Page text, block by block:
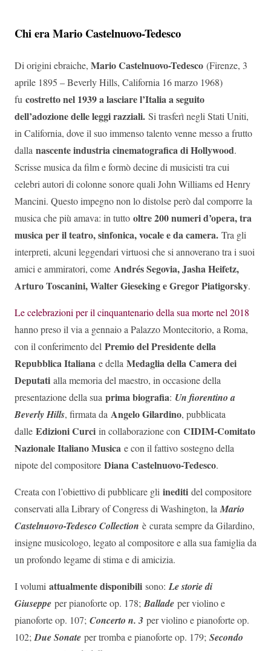
Chi era Mario Castelnuovo-Tedesco
Di origini ebraiche, Mario Castelnuovo-Tedesco (Firenze, 3
aprile 1895 – Beverly Hills, California 16 marzo 1968)
fu costretto nel 1939 a lasciare l’Italia a seguito
dell’adozione delle leggi razziali. Si trasferì negli Stati Uniti,
in California, dove il suo immenso talento venne messo a frutto
dalla nascente industria cinematografica di Hollywood.
Scrisse musica da film e formò decine di musicisti tra cui
celebri autori di colonne sonore quali John Williams ed Henry
Mancini. Questo impegno non lo distolse però dal comporre la
musica che più amava: in tutto oltre 200 numeri d’opera, tra
musica per il teatro, sinfonica, vocale e da camera. Tra gli
interpreti, alcuni leggendari virtuosi che si annoverano tra i suoi
amici e ammiratori, come Andrés Segovia, Jasha Heifetz,
Arturo Toscanini, Walter Gieseking e Gregor Piatigorsky.
Le celebrazioni per il cinquantenario della sua morte nel 2018
hanno preso il via a gennaio a Palazzo Montecitorio, a Roma,
con il conferimento del Premio del Presidente della
Repubblica Italiana e della Medaglia della Camera dei
Deputati alla memoria del maestro, in occasione della
presentazione della sua prima biografia: Un fiorentino a
Beverly Hills, firmata da Angelo Gilardino, pubblicata
dalle Edizioni Curci in collaborazione con CIDIM-Comitato
Nazionale Italiano Musica e con il fattivo sostegno della
nipote del compositore Diana Castelnuovo-Tedesco.
Creata con l’obiettivo di pubblicare gli inediti del compositore
conservati alla Library of Congress di Washington, laMario
Castelnuovo-Tedesco Collection è curata sempre da Gilardino,
insigne musicologo, legato al compositore e alla sua famiglia da
un profondo legame di stima e di amicizia.
I volumi attualmente disponibili sono:Le storie di
Giuseppe per pianoforte op. 178; Ballade per violino e
pianoforte op. 107; Concerto n. 3 per violino e pianoforte op.
102; Due Sonate per tromba e pianoforte op. 179; Secondo